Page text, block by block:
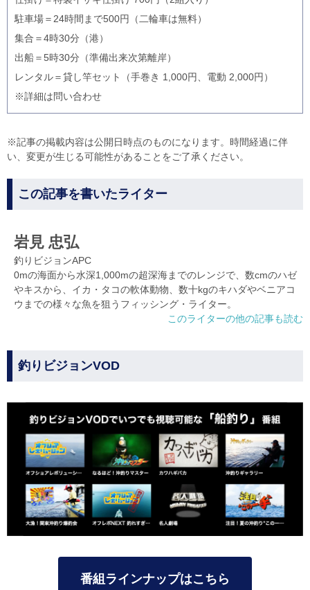
駐車場＝24時間まで500円（二輪車は無料）
集合＝4時30分（港）
出船＝5時30分（準備出来次第離岸）
レンタル＝貸し竿セット（手巻き 1,000円、電動 2,000円）
※詳細は問い合わせ
※記事の掲載内容は公開日時点のものになります。時間経過に伴
い、変更が生じる可能性があることをご了承ください。
この記事を書いたライター
岩見 忠弘
釣りビジョンAPC
0mの海面から水深1,000mの超深海までのレンジで、数cmのハゼ
やキスから、イカ・タコの軟体動物、数十kgのキハダやベニアコ
ウまでの様々な魚を狙うフィッシング・ライター。
このライターの他の記事も読む
釣りビジョンVOD
番組ラインナップはこちら